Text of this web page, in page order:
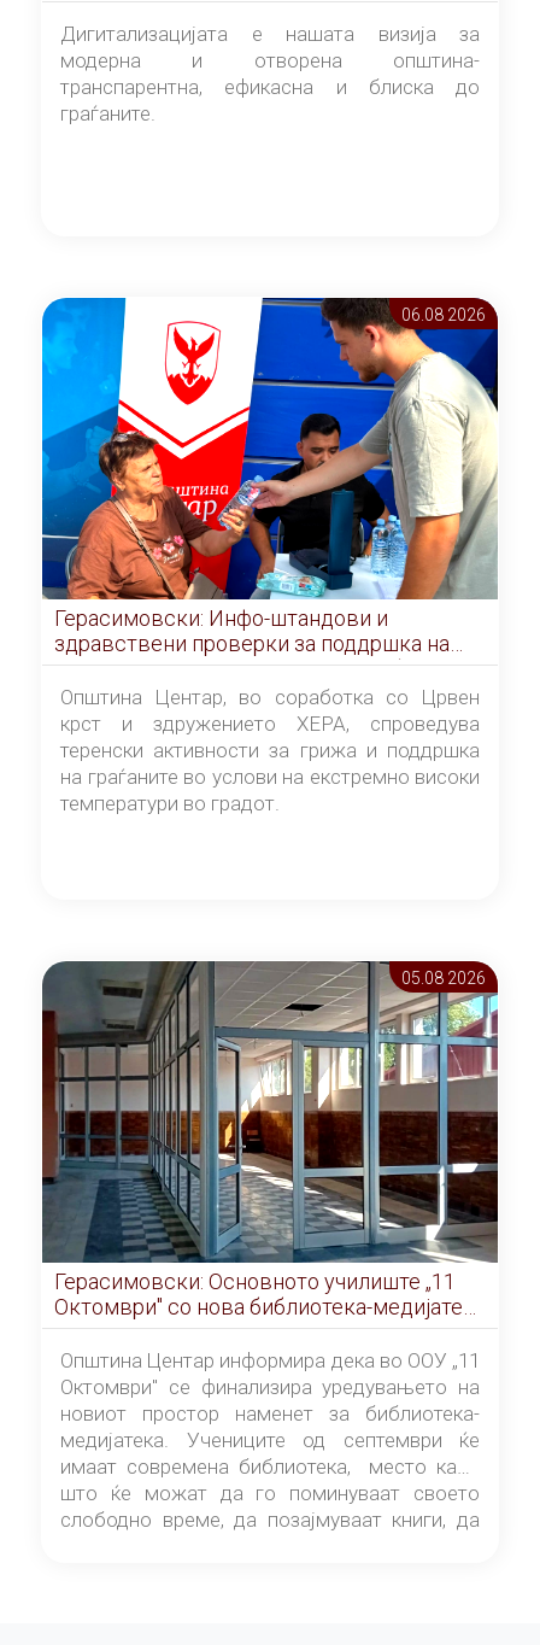
Дигитализацијата е нашата визија за
модерна и отворена општина-
транспарентна, ефикасна и блиска до
граѓаните.
06.08 2026
Герасимовски: Инфо-штандови и
здравствени проверки за поддршка на
граѓаните во услови на топлотен бран
Општина Центар, во соработка со Црвен
крст и здружението ХЕРА, спроведува
теренски активности за грижа и поддршка
на граѓаните во услови на екстремно високи
температури во градот.
05.08 2026
Герасимовски: Основното училиште „11
Октомври" со нова библиотека-медијатека
од септември
Општина Центар информира дека во ООУ „11
Октомври" се финализира уредувањето на
новиот простор наменет за библиотека-
медијатека. Учениците од септември ќе
имаат современа библиотека, место каде
што ќе можат да го поминуваат своето
слободно време, да позајмуваат книги, да